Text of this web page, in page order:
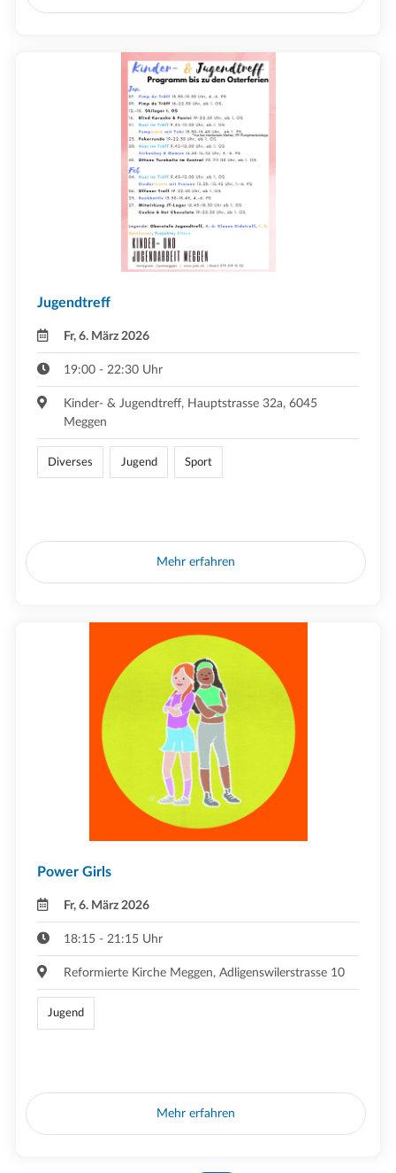
Jugendtreff
Fr, 6. März 2026
19:00 - 22:30 Uhr
Kinder- & Jugendtreff, Hauptstrasse 32a, 6045
Meggen
Diverses Jugend Sport
Mehr erfahren
Power Girls
Fr, 6. März 2026
18:15 - 21:15 Uhr
Reformierte Kirche Meggen, Adligenswilerstrasse 10
Jugend
Mehr erfahren